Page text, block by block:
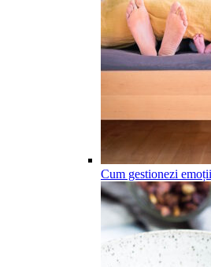
Cum gestionezi